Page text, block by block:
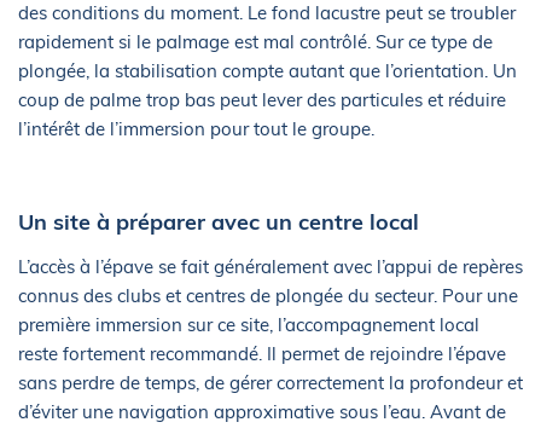
des conditions du moment. Le fond lacustre peut se troubler
rapidement si le palmage est mal contrôlé. Sur ce type de
plongée, la stabilisation compte autant que l’orientation. Un
coup de palme trop bas peut lever des particules et réduire
l’intérêt de l’immersion pour tout le groupe.
Un site à préparer avec un centre local
L’accès à l’épave se fait généralement avec l’appui de repères
connus des clubs et centres de plongée du secteur. Pour une
première immersion sur ce site, l’accompagnement local
reste fortement recommandé. Il permet de rejoindre l’épave
sans perdre de temps, de gérer correctement la profondeur et
d’éviter une navigation approximative sous l’eau. Avant de